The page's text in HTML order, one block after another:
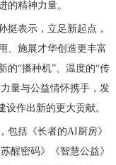
的精神力量。
挺表示，立足新起点，
、施展才华创造更丰富
的“播种机”、温度的“传
量与公益情怀携手，发
设作出新的更大贡献。
包括《长者的AI厨房》
醒密码》《智慧公益》